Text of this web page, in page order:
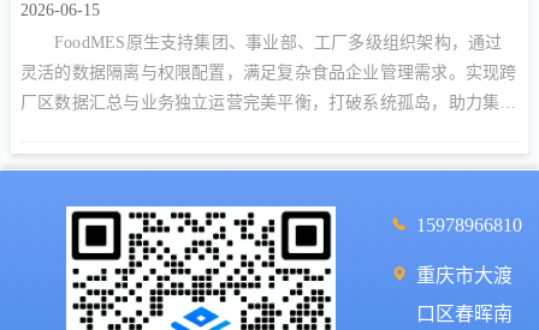
2026-06-15
FoodMES原生支持集团、事业部、工厂多级组织架构，通过
灵活的数据隔离与权限配置，满足复杂食品企业管理需求。实现跨
厂区数据汇总与业务独立运营完美平衡，打破系统孤岛，助力集团
15978966810
重庆市大渡
口区春晖南